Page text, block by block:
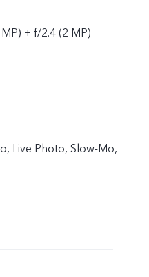
+ f/2.4 (2 MP)
Live Photo, Slow-Mo,